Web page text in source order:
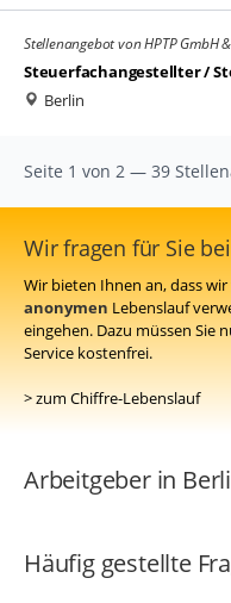
Stellenangebot von HPTP GmbH
Steuerfachangestellter /
Berlin
Seite 1 von 2 — 39
Wir fragen für Sie
Wir bieten Ihnen an, dass
anonymen Lebenslauf
eingehen. Dazu müssen Sie
Service kostenfrei.
> zum Chiffre-Lebenslauf
Arbeitgeber in
Häufig gestellte